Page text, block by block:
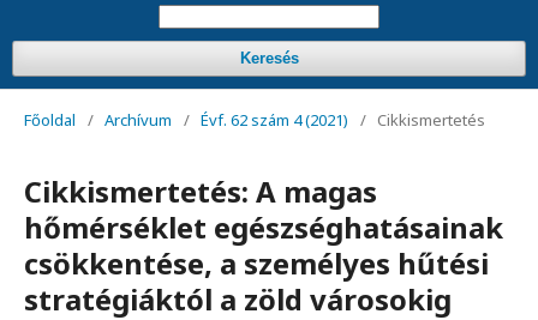
Keresés
Főoldal / Archívum / Évf. 62 szám 4 (2021) / Cikkismertetés
Cikkismertetés: A magas
hőmérséklet egészséghatásainak
csökkentése, a személyes hűtési
stratégiáktól a zöld városokig